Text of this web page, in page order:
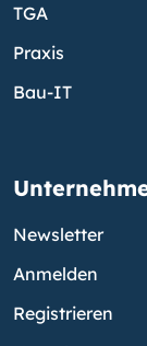
TGA
Praxis
Bau-IT
Newsletter
Anmelden
Registrieren